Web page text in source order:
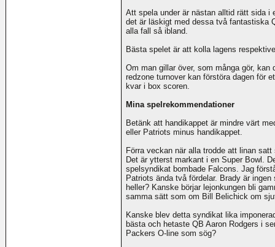
Att spela under är nästan alltid rätt sida i
det är läskigt med dessa två fantastiska
alla fall så ibland.
Bästa spelet är att kolla lagens
Om man gillar över, som många gör,
redzone turnover kan förstöra dagen för
kvar i box scoren.
Mina spelrekommendationer
Betänk att handikappet är mindre värt
eller Patriots minus handikappet.
Förra veckan när alla trodde att linan
Det är ytterst markant i en Super Bowl.
spelsyndikat bombade Falcons. Jag
Patriots ända två fördelar. Brady är
heller? Kanske börjar lejonkungen bli
samma sätt som om Bill Belichick om
Kanske blev detta syndikat lika
bästa och hetaste QB Aaron Rodgers i
Packers O-line som sög?